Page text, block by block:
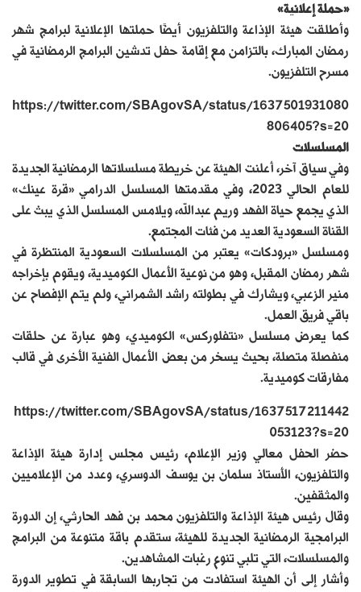
«حملة إعلانية»
وأطلقت هيئة الإذاعة والتلفزيون أيضًا حملتها الإعلانية لبرامج شهر
رمضان المبارك، بالتزامن مع إقامة حفل تدشين البرامج الرمضانية في
مسرح التلفزيون.
https://twitter.com/SBAgovSA/status/1637501931080
806405?s=20
المسلسلات
وفي سياق آخر، أعلنت الهيئة عن خريطة مسلسلاتها الرمضانية الجديدة
للعام الحالي 2023، وفي مقدمتها المسلسل الدرامي «قرة عينك»
الذي يجمع حياة الفهد وريم عبدالله، ويلامس المسلسل الذي يبث على
القناة السعودية العديد من فئات المجتمع.
ومسلسل «برودكات» يعتبر من المسلسلات السعودية المنتظرة في
شهر رمضان المقبل، وهو من نوعية الأعمال الكوميدية، ويقوم بإخراجه
منير الزعبي، ويشارك في بطولته راشد الشمراني، ولم يتم الإفصاح عن
باقي فريق العمل.
كما يعرض مسلسل «نتفلوركس» الكوميدي، وهو عبارة عن حلقات
منفصلة متصلة، بحيث يسخر من بعض الأعمال الفنية الأخرى في قالب
مفارقات كوميدية.
https://twitter.com/SBAgovSA/status/1637517211442
053123?s=20
حضر الحفل معالي وزير الإعلام، رئيس مجلس إدارة هيئة الإذاعة
والتلفزيون، الأستاذ سلمان بن يوسف الدوسري، وعدد من الإعلاميين
والمثقفين.
وقال رئيس هيئة الإذاعة والتلفزيون محمد بن فهد الحارثي، إن الدورة
البرامجية الرمضانية الجديدة للهيئة، ستقدم باقة متنوعة من البرامج
والمسلسلات، التي تلبي تنوع رغبات المشاهدين.
وأشار إلى أن الهيئة استفادت من تجاربها السابقة في تطوير الدورة